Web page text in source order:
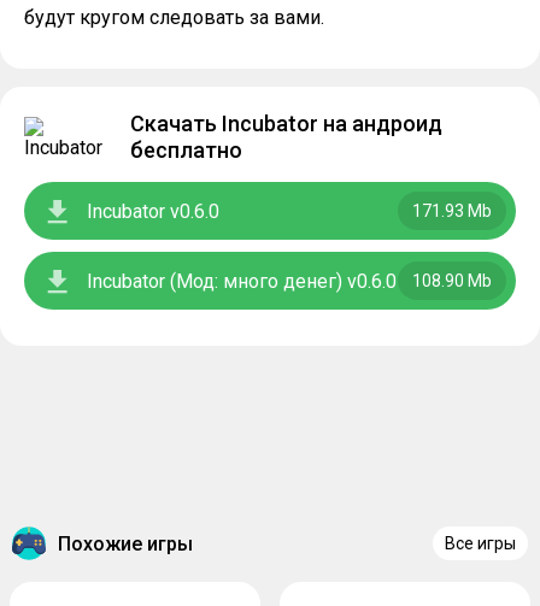
будут кругом следовать за вами.
Скачать Incubator на андроид
бесплатно
Incubator v0.6.0 171.93 Mb
Incubator (Мод: много денег) v0.6.0 108.90 Mb
Похожие игры Все игры